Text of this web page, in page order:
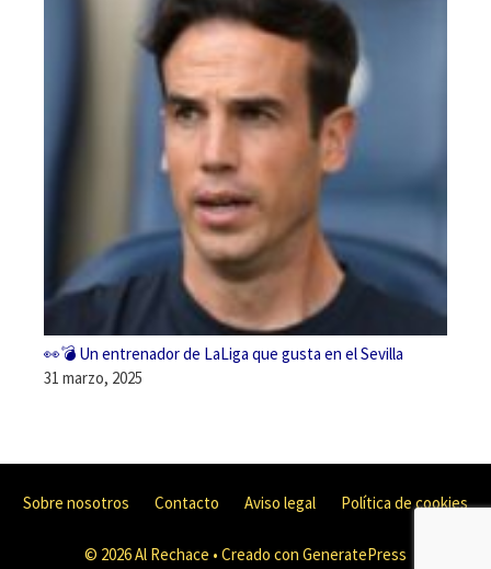
👀💣 Un entrenador de LaLiga que gusta en el Sevilla
31 marzo, 2025
Sobre nosotros Contacto Aviso legal Política de cookies
© 2026 Al Rechace • Creado con GeneratePress